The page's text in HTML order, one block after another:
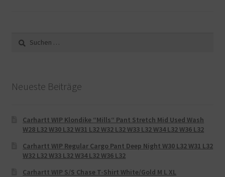
Suche
nach:
Neueste Beiträge
Carhartt WIP Klondike “Mills“ Pant Stretch Mid Used Wash
W28 L32 W30 L32 W31 L32 W32 L32 W33 L32 W34 L32 W36 L32
Carhartt WIP Regular Cargo Pant Deep Night W30 L32 W31 L32
W32 L32 W33 L32 W34 L32 W36 L32
Carhartt WIP S/S Chase T-Shirt White/Gold M L XL